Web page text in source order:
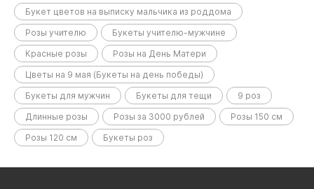
Букет цветов на выписку мальчика из роддома
Розы учителю
Букеты учителю-мужчине
Красные розы
Розы на День Матери
Цветы на 9 мая (Букеты на день победы)
Букеты для мужчин
Букеты для тещи
9 роз
Длинные розы
Розы за 3000 рублей
Розы 150 см
Розы 120 см
Букеты роз